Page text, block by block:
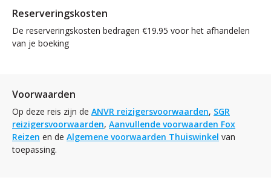
Reserveringskosten
De reserveringskosten bedragen €19.95 voor het afhandelen
van je boeking
Voorwaarden
Op deze reis zijn de ANVR reizigersvoorwaarden, SGR
reizigersvoorwaarden, Aanvullende voorwaarden Fox
Reizen en de Algemene voorwaarden Thuiswinkel van
toepassing.